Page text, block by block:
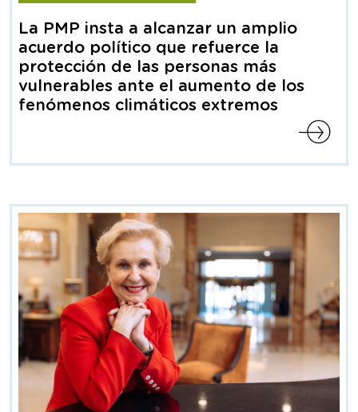
La PMP insta a alcanzar un amplio
acuerdo político que refuerce la
protección de las personas más
vulnerables ante el aumento de los
fenómenos climáticos extremos